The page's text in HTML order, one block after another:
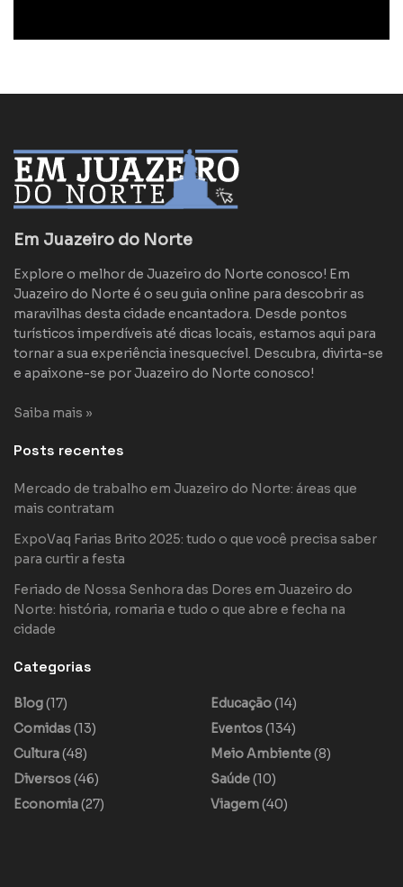
Em Juazeiro do Norte
Explore o melhor de Juazeiro do Norte conosco! Em
Juazeiro do Norte é o seu guia online para descobrir as
maravilhas desta cidade encantadora. Desde pontos
turísticos imperdíveis até dicas locais, estamos aqui para
tornar a sua experiência inesquecível. Descubra, divirta-se
e apaixone-se por Juazeiro do Norte conosco!
Saiba mais »
Posts recentes
Mercado de trabalho em Juazeiro do Norte: áreas que
mais contratam
ExpoVaq Farias Brito 2025: tudo o que você precisa saber
para curtir a festa
Feriado de Nossa Senhora das Dores em Juazeiro do
Norte: história, romaria e tudo o que abre e fecha na
cidade
Categorias
Blog(17)
Comidas(13)
Cultura(48)
Diversos(46)
Economia(27)
Educação(14)
Eventos(134)
Meio Ambiente(8)
Saúde(10)
Viagem(40)